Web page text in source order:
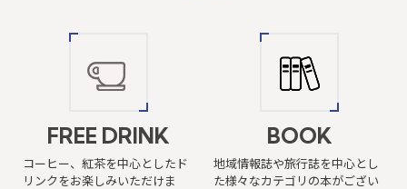
FREE DRINK
コーヒー、紅茶を中心としたド
リンクをお楽しみいただけま
BOOK
地域情報誌や旅行誌を中心とし
た様々なカテゴリの本がござい